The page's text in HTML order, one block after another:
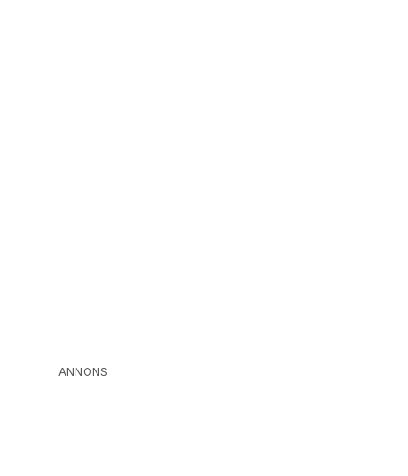
ANNONS